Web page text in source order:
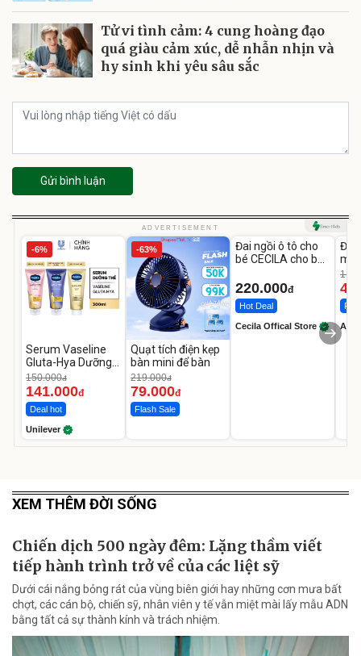
Tử vi tình cảm: 4 cung hoàng đạo
quá giàu cảm xúc, dễ nhẫn nhịn và
hy sinh khi yêu sâu sắc
Gửi bình luận
ADVERTISEMENT
-6%
Serum Vaseline
Gluta-Hya Dưỡng
Da Sáng Mịn Sau 7
Ngày
150.000đ
141.000đ
Deal hot
Unilever
-63%
Quạt tích điện kẹp
bàn mini để bàn
219.000đ
79.000đ
Flash Sale
Đai ngồi ô tô cho
bé CECILA cho bé
220.000đ
Hot Deal
Cecila Offical Store A
XEM THÊM ĐỜI SỐNG
Chiến dịch 500 ngày đêm: Lặng thầm viết
tiếp hành trình trở về của các liệt sỹ
Dưới cái nắng bỏng rát của vùng biên giới hay những cơn mưa bất
chợt, các cán bộ, chiến sỹ, nhân viên y tế vẫn miệt mài lấy mẫu ADN
bằng tất cả sự thành kính và trách nhiệm.